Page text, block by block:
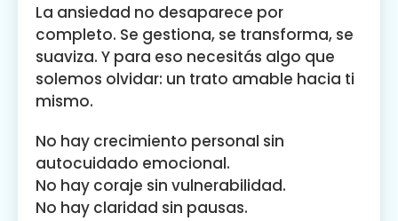
La ansiedad no desaparece por
completo. Se gestiona, se transforma, se
suaviza. Y para eso necesitás algo que
solemos olvidar: un trato amable hacia ti
mismo.
No hay crecimiento personal sin
autocuidado emocional.
No hay coraje sin vulnerabilidad.
No hay claridad sin pausas.